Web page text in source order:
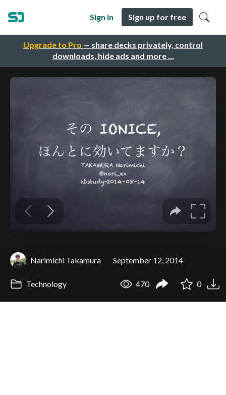
Upgrade to Pro — share decks privately, control
downloads, hide ads and more …
Sign in Sign up for free
Narimichi Takamura September 12, 2014
Technology 470 0